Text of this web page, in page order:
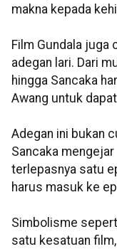
makna kepada
Film Gundala juga
adegan lari. Dari
hingga Sancaka
Awang untuk
Adegan ini bukan
Sancaka
terlepasnya satu
harus masuk ke
Simbolisme
satu kesatuan